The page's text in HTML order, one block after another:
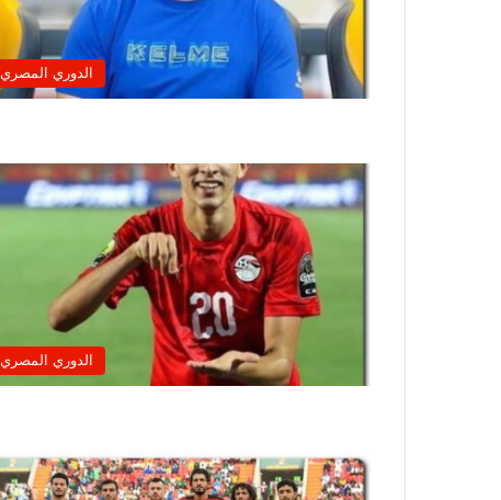
الدوري المصري
الدوري المصري